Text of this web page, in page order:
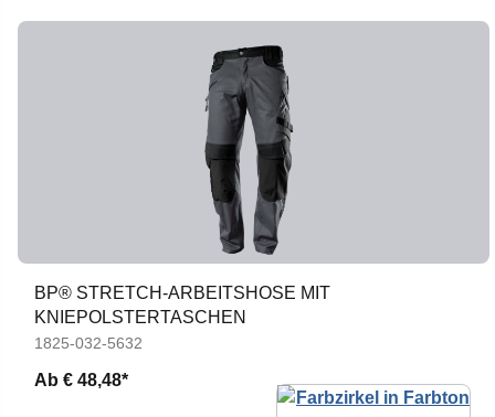
BP® STRETCH-ARBEITSHOSE MIT
KNIEPOLSTERTASCHEN
1825-032-5632
Ab € 48,48*